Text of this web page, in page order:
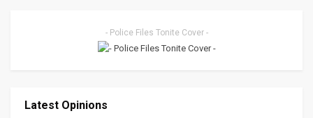
- Police Files Tonite Cover -
Latest Opinions